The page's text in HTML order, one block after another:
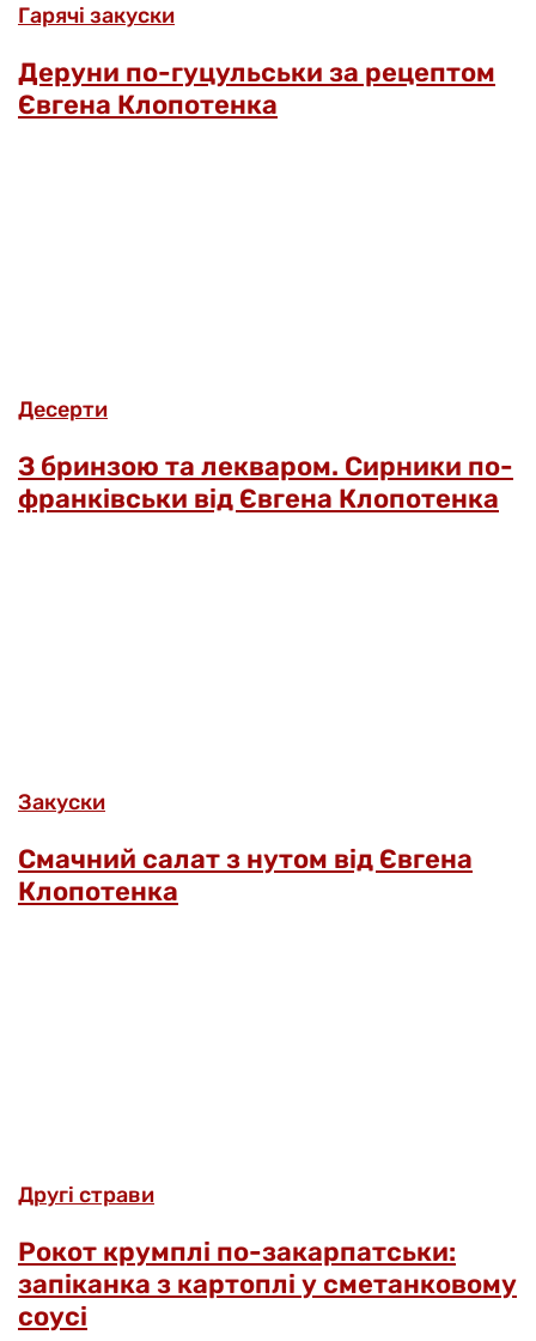
Гарячі закуски
Деруни по-гуцульськи за рецептом
Євгена Клопотенка
Десерти
З бринзою та лекваром. Сирники по-
франківськи від Євгена Клопотенка
Закуски
Смачний салат з нутом від Євгена
Клопотенка
Другі страви
Рокот крумплі по-закарпатськи:
запіканка з картоплі у сметанковому
соусі